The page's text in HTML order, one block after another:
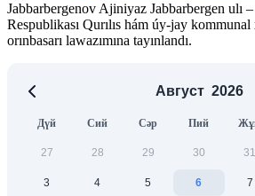
Jabbarbergenov Ajiniyaz Jabbarbergen ulı
Respublikası Qurılıs hám úy-jay
orınbasarı lawazımına tayınlandı.
Август 2026
Дүй Сий Сәр Пий
27 28 29 30 31
3 4 5 6 7